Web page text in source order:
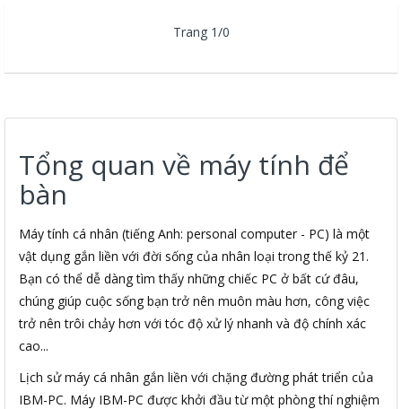
Trang 1/0
Tổng quan về máy tính để
bàn
Máy tính cá nhân (tiếng Anh: personal computer - PC) là một
vật dụng gắn liền với đời sống của nhân loại trong thế kỷ 21.
Bạn có thể dễ dàng tìm thấy những chiếc PC ở bất cứ đâu,
chúng giúp cuộc sống bạn trở nên muôn màu hơn, công việc
trở nên trôi chảy hơn với tóc độ xử lý nhanh và độ chính xác
cao...
Lịch sử máy cá nhân gắn liền với chặng đường phát triển của
IBM-PC. Máy IBM-PC được khởi đầu từ một phòng thí nghiệm